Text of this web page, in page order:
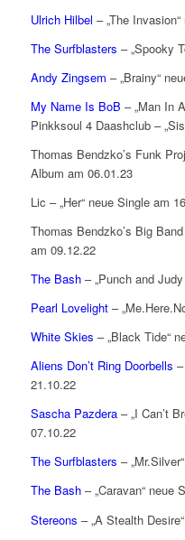
Ulrich Hilbel – „The
The Surfblasters – „Spooky
Andy Zingsem – „Brainy“
My Name Is BoB – „Man In
Pinkksoul 4 Daashclub –
Thomas Bendzko’s Funk
Album am 06.01.23
Lic – „Her“ neue Single am
Thomas Bendzko’s Big
am 09.12.22
The Bash– „Punch and
Pearl Lovelight–
White Skies – „Black Tide“
Aliens Don’t Ring Doorbells
21.10.22
Sascha Pazdera– „I Can’t
07.10.22
The Surfblasters –
The Bash– „Caravan“ neue
Stereons – „A Stealth